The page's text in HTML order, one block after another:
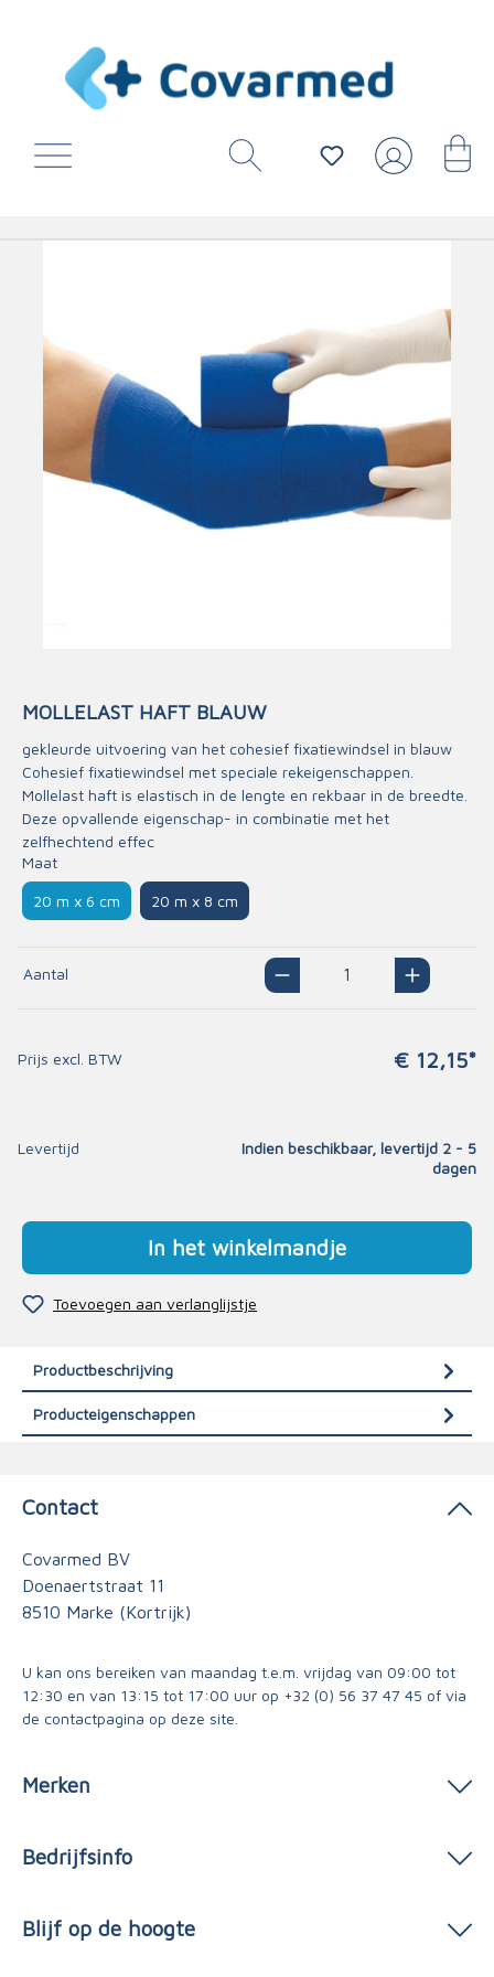
MOLLELAST HAFT BLAUW
gekleurde uitvoering van het cohesief fixatiewindsel in blauw
Cohesief fixatiewindsel met speciale rekeigenschappen.
Mollelast haft is elastisch in de lengte en rekbaar in de breedte.
Deze opvallende eigenschap- in combinatie met het
zelfhechtend effec
Maat
20 m x 6 cm 20 m x 8 cm
Aantal
Prijs excl. BTW € 12,15*
Levertijd
Indien beschikbaar, levertijd 2 - 5
dagen
In het winkelmandje
Toevoegen aan verlanglijstje
Productbeschrijving
Producteigenschappen
Contact
Covarmed BV
Doenaertstraat 11
8510 Marke (Kortrijk)
U kan ons bereiken van maandag t.e.m. vrijdag van 09:00 tot
12:30 en van 13:15 tot 17:00 uur op +32 (0) 56 37 47 45 of via
de contactpagina op deze site.
Merken
Bedrijfsinfo
Blijf op de hoogte